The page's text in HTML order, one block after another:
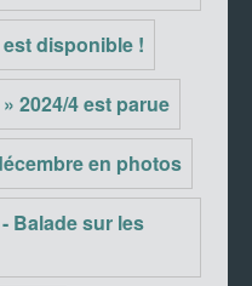
disponible !
2024/4 est parue
en photos
Balade sur les